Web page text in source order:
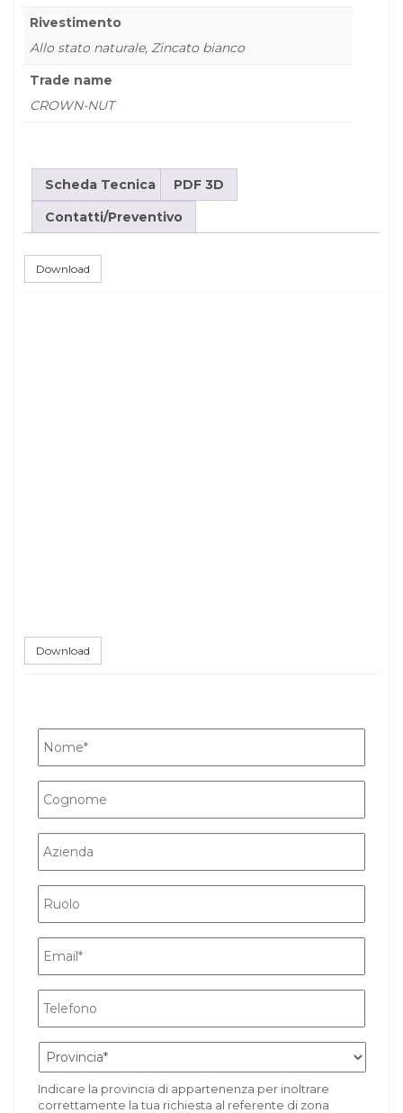
Rivestimento
Allo stato naturale, Zincato bianco
Trade name
CROWN-NUT
Scheda Tecnica
PDF 3D
Contatti/Preventivo
Download
Download
Indicare la provincia di appartenenza per inoltrare
correttamente la tua richiesta al referente di zona